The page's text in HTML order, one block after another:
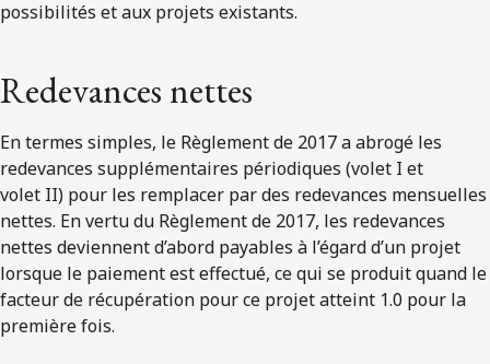
possibilités et aux projets existants.
Redevances nettes
En termes simples, le Règlement de 2017 a abrogé les
redevances supplémentaires périodiques (volet I et
volet II) pour les remplacer par des redevances mensuelles
nettes. En vertu du Règlement de 2017, les redevances
nettes deviennent d’abord payables à l’égard d’un projet
lorsque le paiement est effectué, ce qui se produit quand le
facteur de récupération pour ce projet atteint 1.0 pour la
première fois.